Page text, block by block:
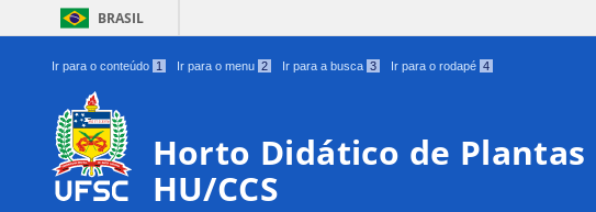
BRASIL
Ir para o conteúdo 1 Ir para o menu 2 Ir para a busca 3 Ir para o rodapé 4
Horto Didático de
HU/CCS